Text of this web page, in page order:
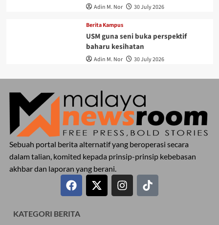
Adin M. Nor 30 July 2026
Berita Kampus
USM guna seni buka perspektif
baharu kesihatan
Adin M. Nor 30 July 2026
Sebuah portal berita alternatif yang beroperasi secara
dalam talian, komited kepada prinsip-prinsip kebebasan
akhbar dan laporan yang berani.
KATEGORI BERITA